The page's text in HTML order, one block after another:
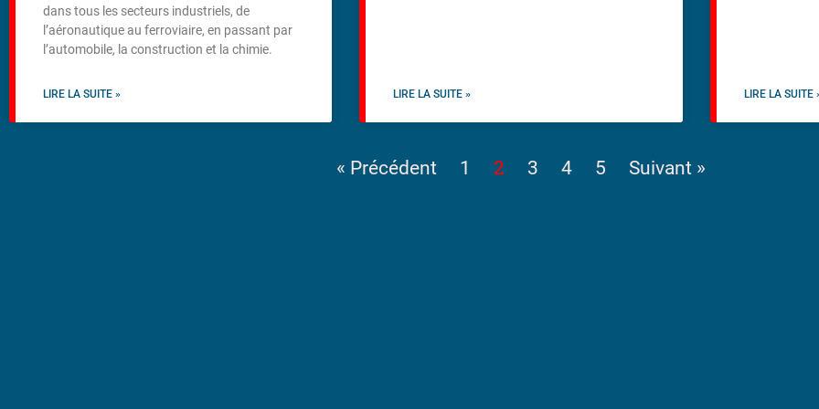
dans tous les secteurs industriels, de
l’aéronautique au ferroviaire, en passant par
l’automobile, la construction et la chimie.
LIRE LA SUITE » LIRE LA SUITE » LIRE LA SUITE
« Précédent 1 2 3 4 5 Suivant »